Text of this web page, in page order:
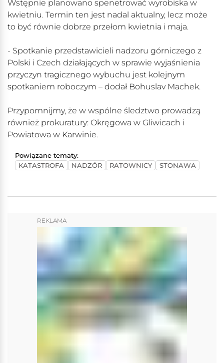
Wstępnie planowano spenetrować wyrobiska w
kwietniu. Termin ten jest nadal aktualny, lecz może
to być równie dobrze przełom kwietnia i maja.
- Spotkanie przedstawicieli nadzoru górniczego z
Polski i Czech działających w sprawie wyjaśnienia
przyczyn tragicznego wybuchu jest kolejnym
spotkaniem roboczym – dodał Bohuslav Machek.
Przypomnijmy, że w wspólne śledztwo prowadzą
również prokuratury: Okręgowa w Gliwicach i
Powiatowa w Karwinie.
Powiązane tematy:
KATASTROFA
NADZÓR RATOWNICY STONAWA
REKLAMA